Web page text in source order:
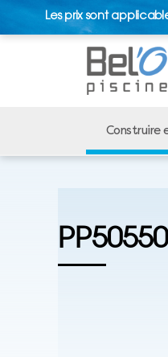
Les prix sont
Construire
PP50550